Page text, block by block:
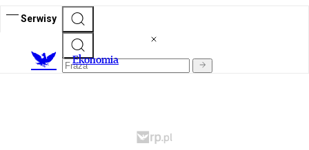
Serwisy
Ekonomia